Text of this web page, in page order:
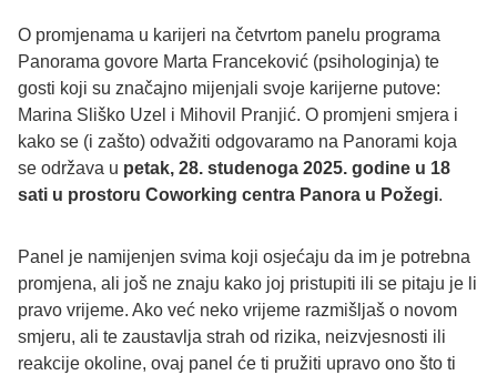
O promjenama u karijeri na četvrtom panelu programa
Panorama govore Marta Franceković (psihologinja) te
gosti koji su značajno mijenjali svoje karijerne putove:
Marina Sliško Uzel i Mihovil Pranjić. O promjeni smjera i
kako se (i zašto) odvažiti odgovaramo na Panorami koja
se održava u petak, 28. studenoga 2025. godine u 18
sati u prostoru Coworking centra Panora u Požegi.
Panel je namijenjen svima koji osjećaju da im je potrebna
promjena, ali još ne znaju kako joj pristupiti ili se pitaju je li
pravo vrijeme. Ako već neko vrijeme razmišljaš o novom
smjeru, ali te zaustavlja strah od rizika, neizvjesnosti ili
reakcije okoline, ovaj panel će ti pružiti upravo ono što ti